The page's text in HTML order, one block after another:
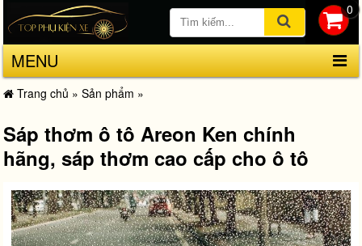
0
MENU
Trang chủ » Sản phẩm »
Sáp thơm ô tô Areon Ken chính
hãng, sáp thơm cao cấp cho ô tô